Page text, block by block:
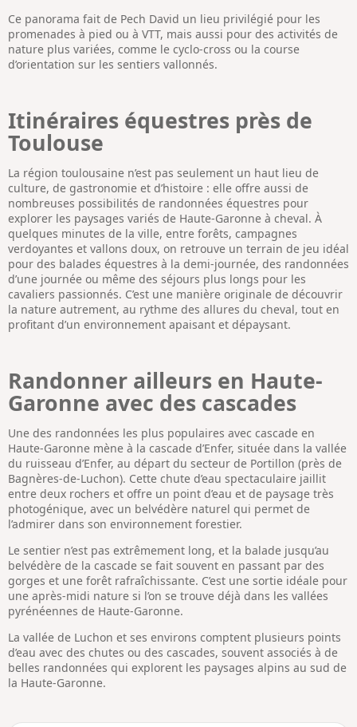
Ce panorama fait de Pech David un lieu privilégié pour les
promenades à pied ou à VTT, mais aussi pour des activités de
nature plus variées, comme le cyclo-cross ou la course
d’orientation sur les sentiers vallonnés.
Itinéraires équestres près de
Toulouse
La région toulousaine n’est pas seulement un haut lieu de
culture, de gastronomie et d’histoire : elle offre aussi de
nombreuses possibilités de randonnées équestres pour
explorer les paysages variés de Haute-Garonne à cheval. À
quelques minutes de la ville, entre forêts, campagnes
verdoyantes et vallons doux, on retrouve un terrain de jeu idéal
pour des balades équestres à la demi-journée, des randonnées
d’une journée ou même des séjours plus longs pour les
cavaliers passionnés. C’est une manière originale de découvrir
la nature autrement, au rythme des allures du cheval, tout en
profitant d’un environnement apaisant et dépaysant.
Randonner ailleurs en Haute-
Garonne avec des cascades
Une des randonnées les plus populaires avec cascade en
Haute-Garonne mène à la cascade d’Enfer, située dans la vallée
du ruisseau d’Enfer, au départ du secteur de Portillon (près de
Bagnères-de-Luchon). Cette chute d’eau spectaculaire jaillit
entre deux rochers et offre un point d’eau et de paysage très
photogénique, avec un belvédère naturel qui permet de
l’admirer dans son environnement forestier.
Le sentier n’est pas extrêmement long, et la balade jusqu’au
belvédère de la cascade se fait souvent en passant par des
gorges et une forêt rafraîchissante. C’est une sortie idéale pour
une après-midi nature si l’on se trouve déjà dans les vallées
pyrénéennes de Haute-Garonne.
La vallée de Luchon et ses environs comptent plusieurs points
d’eau avec des chutes ou des cascades, souvent associés à de
belles randonnées qui explorent les paysages alpins au sud de
la Haute-Garonne.